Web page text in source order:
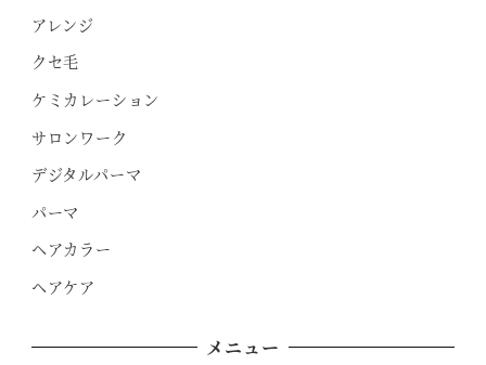
アレンジ
クセ毛
ケミカレーション
サロンワーク
デジタルパーマ
パーマ
ヘアカラー
ヘアケア
メニュー